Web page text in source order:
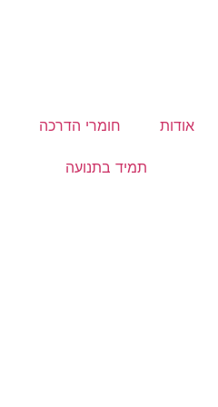
אודות חומרי הדרכה
תמיד בתנועה